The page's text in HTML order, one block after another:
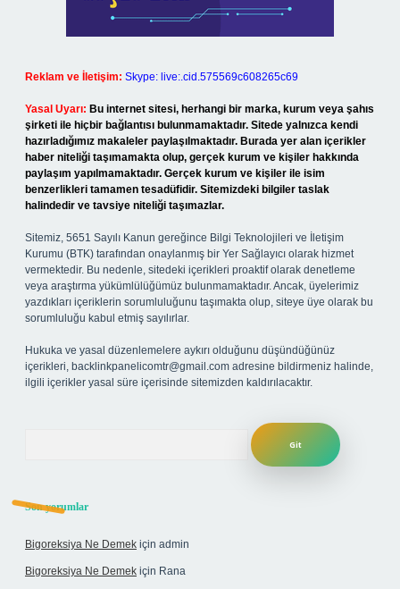
Reklam ve İletişim: Skype: live:.cid.575569c608265c69
Yasal Uyarı: Bu internet sitesi, herhangi bir marka, kurum veya şahıs
şirketi ile hiçbir bağlantısı bulunmamaktadır. Sitede yalnızca kendi
hazırladığımız makaleler paylaşılmaktadır. Burada yer alan içerikler
haber niteliği taşımamakta olup, gerçek kurum ve kişiler hakkında
paylaşım yapılmamaktadır. Gerçek kurum ve kişiler ile isim
benzerlikleri tamamen tesadüfidir. Sitemizdeki bilgiler taslak
halindedir ve tavsiye niteliği taşımazlar.
Sitemiz, 5651 Sayılı Kanun gereğince Bilgi Teknolojileri ve İletişim
Kurumu (BTK) tarafından onaylanmış bir Yer Sağlayıcı olarak hizmet
vermektedir. Bu nedenle, sitedeki içerikleri proaktif olarak denetleme
veya araştırma yükümlülüğümüz bulunmamaktadır. Ancak, üyelerimiz
yazdıkları içeriklerin sorumluluğunu taşımakta olup, siteye üye olarak bu
sorumluluğu kabul etmiş sayılırlar.
Hukuka ve yasal düzenlemelere aykırı olduğunu düşündüğünüz
içerikleri, backlinkpanelicomtr@gmail.com adresine bildirmeniz halinde,
ilgili içerikler yasal süre içerisinde sitemizden kaldırılacaktır.
Son yorumlar
Bigoreksiya Ne Demek için admin
Bigoreksiya Ne Demek için Rana